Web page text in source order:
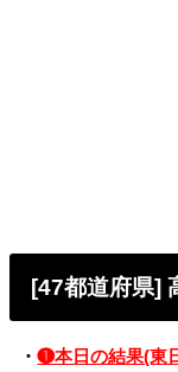
[47都道府県]
・❶本日の結果(東